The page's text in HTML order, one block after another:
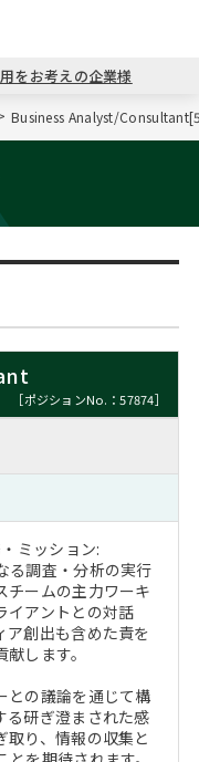
戻る
コンサ
戻る
キャリ
戻る
MBAの
おわり
戻る
日本か
戻る
パワー
をお考えの企業様
Business Analyst/
［ポジションNo.：57874］
ミッション:
る調査・分析の実行
チームの主力ワーキ
イアントとの対話
ア創出も含めた責を
します。
との議論を通じて構
る研ぎ澄まされた感
り、情報の収集と